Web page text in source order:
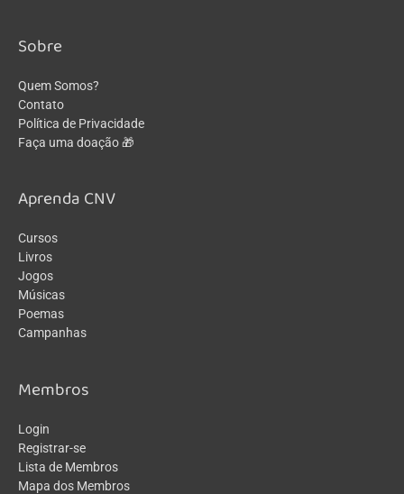
Sobre
Quem Somos?
Contato
Política de Privacidade
Faça uma doação 🎁
Aprenda CNV
Cursos
Livros
Jogos
Músicas
Poemas
Campanhas
Membros
Login
Registrar-se
Lista de Membros
Mapa dos Membros